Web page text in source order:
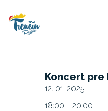
Koncert
12. 01. 2025
18:00 - 20:00